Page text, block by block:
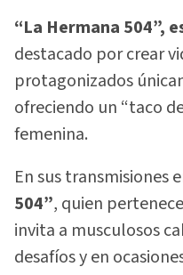
“La Hermana 504”,
destacado por crear
protagonizados
ofreciendo un “taco
femenina.
En sus transmisiones
504”, quien
invita a musculosos
desafíos y en